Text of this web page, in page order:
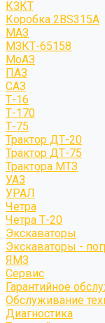
КЗКТ
Коробка 2BS315A
МАЗ
МЗКТ-65158
МоАЗ
ПАЗ
САЗ
Т-16
Т-170
Т-75
Трактор ДТ-20
Трактор ДТ-75
Трактора МТЗ
УАЗ
УРАЛ
Четра
Четра Т-20
Экскаваторы
Экскаваторы -
ЯМЗ
Сервис
Гарантийное
Обслуживание
Диагностика